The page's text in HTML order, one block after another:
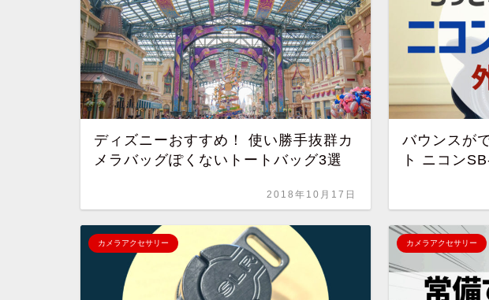
ディズニーおすすめ！ 使い勝手抜群カ
メラバッグぽくないトートバッグ3選
2018年10月17日
バウンスが
ト ニコン
カメラアクセサリー カメラアクセサリー